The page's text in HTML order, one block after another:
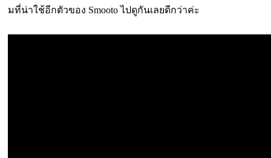
มที่น่าใช้อีกตัวของ Smooto ไปดูกันเลยดีกว่าค่ะ